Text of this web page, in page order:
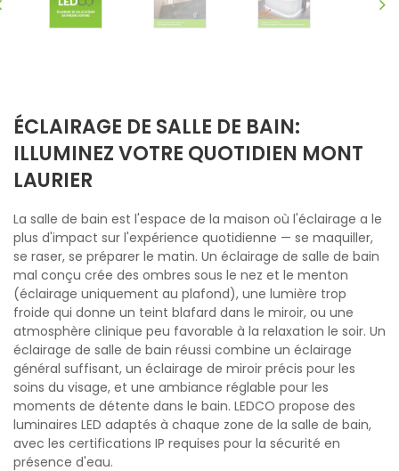
ÉCLAIRAGE DE SALLE DE BAIN:
ILLUMINEZ VOTRE QUOTIDIEN MONT
LAURIER
La salle de bain est l'espace de la maison où l'éclairage a le
plus d'impact sur l'expérience quotidienne — se maquiller,
se raser, se préparer le matin. Un éclairage de salle de bain
mal conçu crée des ombres sous le nez et le menton
(éclairage uniquement au plafond), une lumière trop
froide qui donne un teint blafard dans le miroir, ou une
atmosphère clinique peu favorable à la relaxation le soir. Un
éclairage de salle de bain réussi combine un éclairage
général suffisant, un éclairage de miroir précis pour les
soins du visage, et une ambiance réglable pour les
moments de détente dans le bain. LEDCO propose des
luminaires LED adaptés à chaque zone de la salle de bain,
avec les certifications IP requises pour la sécurité en
présence d'eau.